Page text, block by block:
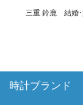
三重 鈴鹿 結婚･
時計ブランド